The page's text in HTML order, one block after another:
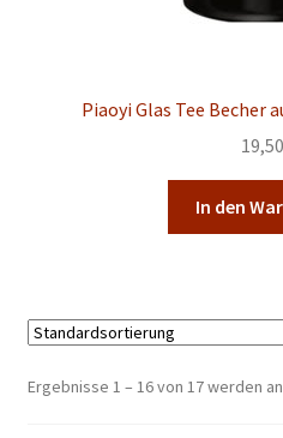
Piaoyi Glas Tee Becher
19,50
In den
Ergebnisse 1 – 16 von 17 werden